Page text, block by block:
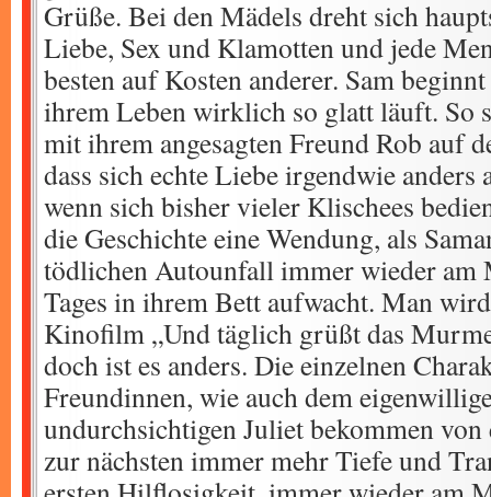
Grüße. Bei den Mädels dreht sich
Liebe, Sex und Klamotten und jede
besten auf Kosten anderer. Sam
ihrem Leben wirklich so glatt läuft. So
mit ihrem angesagten Freund Rob auf
dass sich echte Liebe irgendwie
wenn sich bisher vieler Klischees
die Geschichte eine Wendung, als
tödlichen Autounfall immer wieder am
Tages in ihrem Bett aufwacht. Man
Kinofilm „Und täglich grüßt das
doch ist es anders. Die einzelnen
Freundinnen, wie auch dem
undurchsichtigen Juliet bekommen
zur nächsten immer mehr Tiefe und